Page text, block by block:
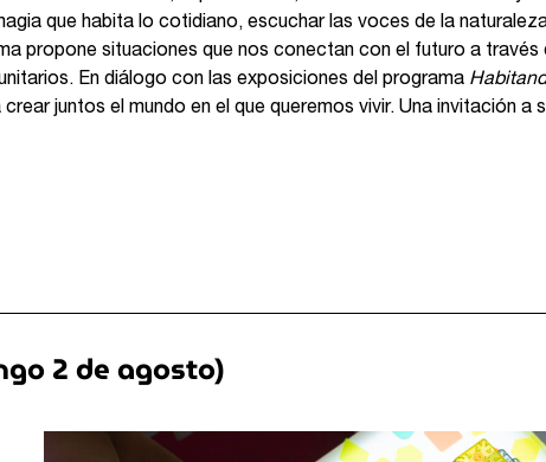
que habita lo cotidiano, escuchar las voces de la
propone situaciones que nos conectan con el futuro a través
En diálogo con las exposiciones del programa
juntos el mundo en el que queremos vivir. Una invitación a
2 de agosto)